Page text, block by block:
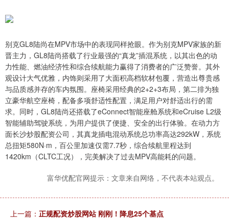
别克GL8陆尚在MPV市场中的表现同样抢眼。作为别克MPV家族的新
晋主力，GL8陆尚搭载了行业最强的“真龙”插混系统，以其出色的动
力性能、燃油经济性和综合续航能力赢得了消费者的广泛赞誉。其外
观设计大气优雅，内饰则采用了大面积高档软材包覆，营造出尊贵感
与品质感并存的车内氛围。座椅采用经典的2+2+3布局，第二排为独
立豪华航空座椅，配备多项舒适性配置，满足用户对舒适出行的需
求。同时，GL8陆尚还搭载了eConnect智能座舱系统和eCruise L2级
智能辅助驾驶系统，为用户提供了便捷、安全的出行体验。在动力方
面长沙炒股配资公司，其真龙插电混动系统总功率高达292kW，系统
总扭矩580N·m，百公里加速仅需7.7秒，综合续航里程达到
1420km（CLTC工况），完美解决了过去MPV高能耗的问题。
富华优配官网提示：文章来自网络，不代表本站观点。
上一篇： 正规配资炒股网站 刚刚！降息25个基点